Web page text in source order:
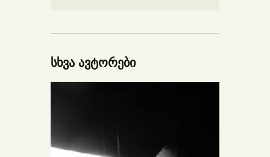
სხვა ავტორები